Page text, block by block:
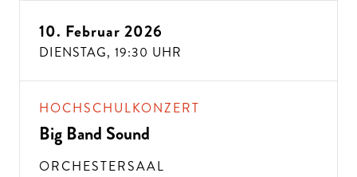
10. Februar 2026
DIENSTAG, 19:30 UHR
HOCHSCHULKONZERT
Big Band Sound
ORCHESTERSAAL